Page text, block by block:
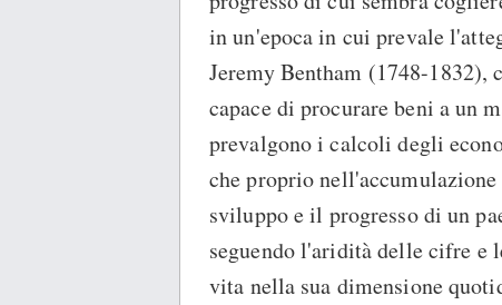
in un'epoca in cui prevale
Jeremy Bentham (1748-1832),
capace di procurare beni a un
prevalgono i calcoli degli
che proprio
sviluppo e il progresso di un
seguendo l'aridità delle cifre e
vita nella sua dimensione